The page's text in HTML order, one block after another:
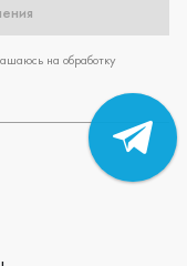
на обработку